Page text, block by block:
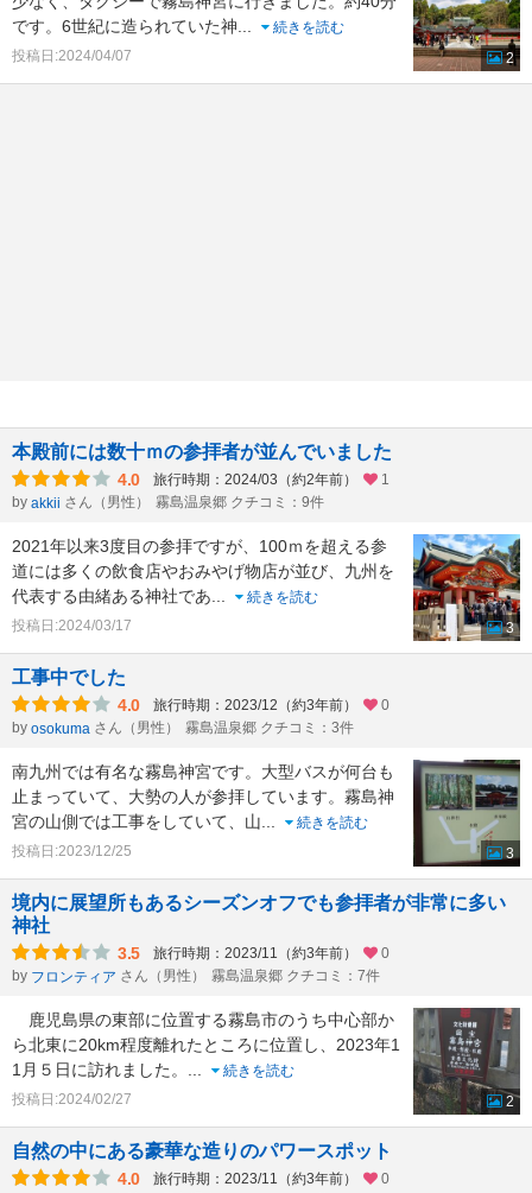
です。6世紀に造られていた神
続きを読む
投稿日:2024/04/07
2
本殿前には数十ｍの参拝者が並んでいました
4.0 旅行時期：2024/03（約2年前）
1
by akkii さん（男性） 霧島温泉郷 クチコミ：9件
2021年以来3度目の参拝ですが、100ｍを超える参
道には多くの飲食店やおみやげ物店が並び、九州を
代表する由緒ある神社であ
続きを読む
投稿日:2024/03/17
3
工事中でした
4.0 旅行時期：2023/12（約3年前）
0
by osokuma さん（男性） 霧島温泉郷 クチコミ：3件
南九州では有名な霧島神宮です。大型バスが何台も
止まっていて、大勢の人が参拝しています。霧島神
宮の山側では工事をしていて、山
続きを読む
投稿日:2023/12/25
3
境内に展望所もあるシーズンオフでも参拝者が非常に多い
神社
3.5 旅行時期：2023/11（約3年前）
0
by フロンティア さん（男性） 霧島温泉郷 クチコミ：7件
鹿児島県の東部に位置する霧島市のうち中心部か
ら北東に20km程度離れたところに位置し、2023年1
1月５日に訪れました。
続きを読む
投稿日:2024/02/27
2
自然の中にある豪華な造りのパワースポット
4.0 旅行時期：2023/11（約3年前）
0